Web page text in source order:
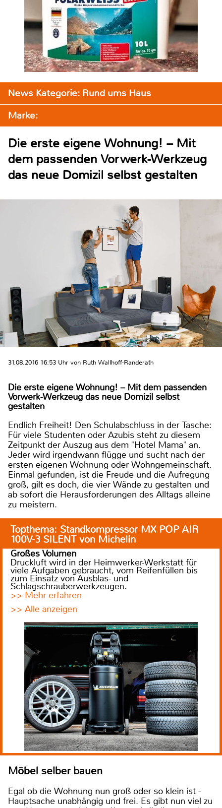
News Kategorie: Rund ums Haus
Marke:
Die erste eigene Wohnung! – Mit
dem passenden Vorwerk-Werkzeug
das neue Domizil selbst gestalten
31.08.2016 16:53 Uhr von Ruth Wallhoff-Randerath
Die erste eigene Wohnung! – Mit dem passenden
Vorwerk-Werkzeug das neue Domizil selbst
gestalten
Endlich Freiheit! Den Schulabschluss in der Tasche:
Für viele Studenten oder Azubis steht zu diesem
Zeitpunkt der Auszug aus dem "Hotel Mama" an.
Jeder wird irgendwann flügge und sucht nach der
ersten eigenen Wohnung oder Wohngemeinschaft.
Einmal gefunden, ist die Freude und die Aufregung
groß, gilt es doch, die vier Wände zu gestalten und
ab sofort die Herausforderungen des Alltags alleine
zu meistern.
Topthema: Standkompressor MX POP AIR
100V-3 SILENT von Michelin
Großes Volumen
Druckluft wird in der Heimwerker-Werkstatt für
viele Aufgaben gebraucht, vom Reifenfüllen bis
zum Einsatz von Ausblas- und
Schlagschrauberwerkzeugen.
>> Mehr erfahren
>> Alle anzeigen
Möbel selber bauen
Egal ob die Wohnung nun groß oder so klein ist -
Hauptsache unabhängig und frei. Es gibt nun viel zu